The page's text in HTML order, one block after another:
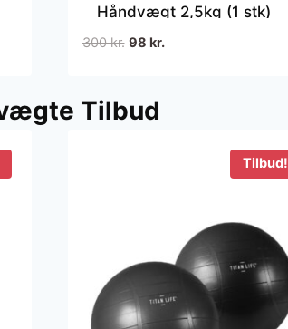
Håndvægt 2,5kg (1 stk)
300kr. Den
var:
300 kr..
98 kr.Den
Tilbud
Tilbud!